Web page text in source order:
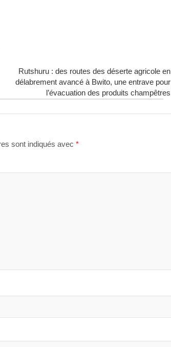
Rutshuru : des routes des déserte agricole en
délabrement avancé à Bwito, une entrave pour
l’évacuation des produits champêtres
sont indiqués avec *